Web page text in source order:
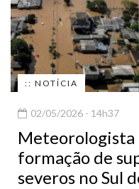
:: NOTÍCIA
02/05/2026 - 14h37
Meteorologista
formação de
severos no Sul